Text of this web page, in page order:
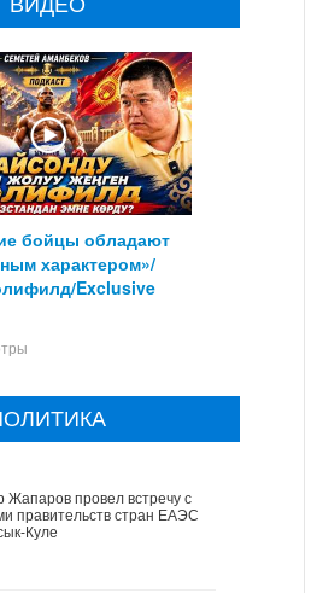
ВИДЕО
бойцы обладают
характером»/
Exclusive
Жапаров провел встречу с
правительств стран ЕАЭС
Куле